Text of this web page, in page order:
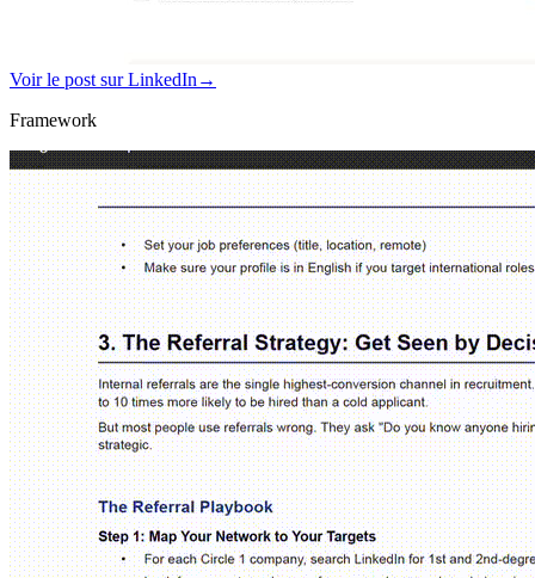
Voir le post sur LinkedIn →
Framework